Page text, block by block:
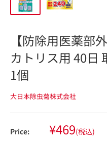
【防除用医薬部
カトリス用 40日
1個
大日本除虫菊株式会社
Price: Sale
price
¥469(税込)